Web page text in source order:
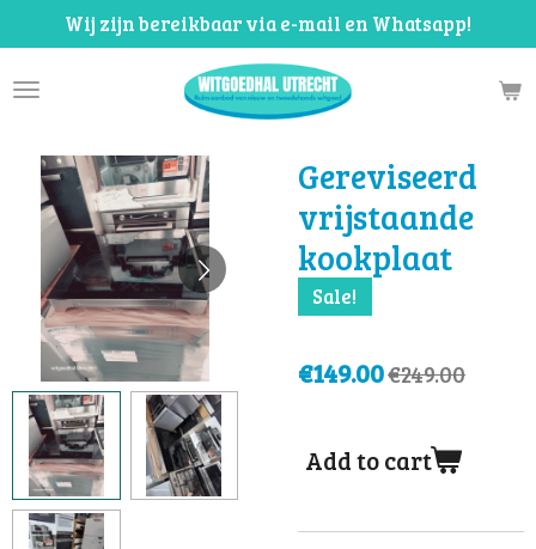
to
main
Wij zijn bereikbaar via e-mail en Whatsapp!
Gereviseerd
vrijstaande
kookplaat
Sale!
€149.00€249.00
Add to cart